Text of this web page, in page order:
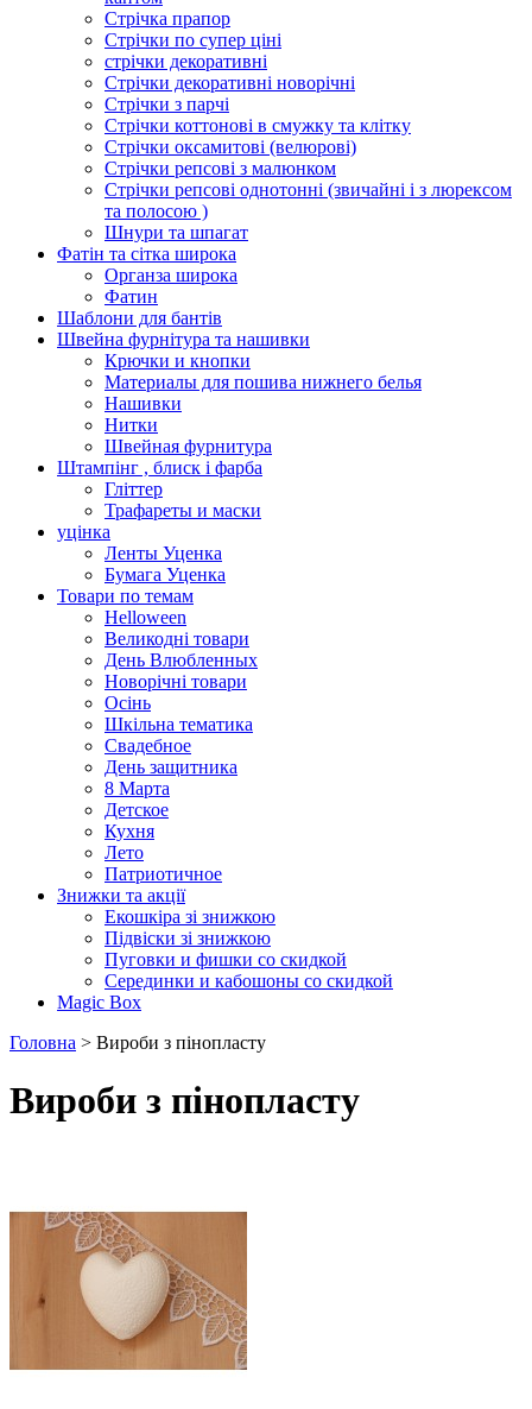
Стрічка прапор
Стрічки по супер ціні
стрічки декоративні
Стрічки декоративні новорічні
Стрічки з парчі
Стрічки коттонові в смужку та клітку
Стрічки оксамитові (велюрові)
Стрічки репсові з малюнком
Стрічки репсові однотонні (звичайні і з люрексом
та полосою )
Шнури та шпагат
Фатін та сітка широка
Органза широка
Фатин
Шаблони для бантів
Швейна фурнітура та нашивки
Крючки и кнопки
Материалы для пошива нижнего белья
Нашивки
Нитки
Швейная фурнитура
Штампінг , блиск і фарба
Гліттер
Трафареты и маски
уцінка
Ленты Уценка
Бумага Уценка
Товари по темам
Helloween
Великодні товари
День Влюбленных
Новорічні товари
Осінь
Шкільна тематика
Свадебное
День защитника
8 Марта
Детское
Кухня
Лето
Патриотичное
Знижки та акції
Екошкіра зі знижкою
Підвіски зі знижкою
Пуговки и фишки со скидкой
Серединки и кабошоны со скидкой
Magic Box
Головна > Вироби з пінопласту
Вироби з пінопласту